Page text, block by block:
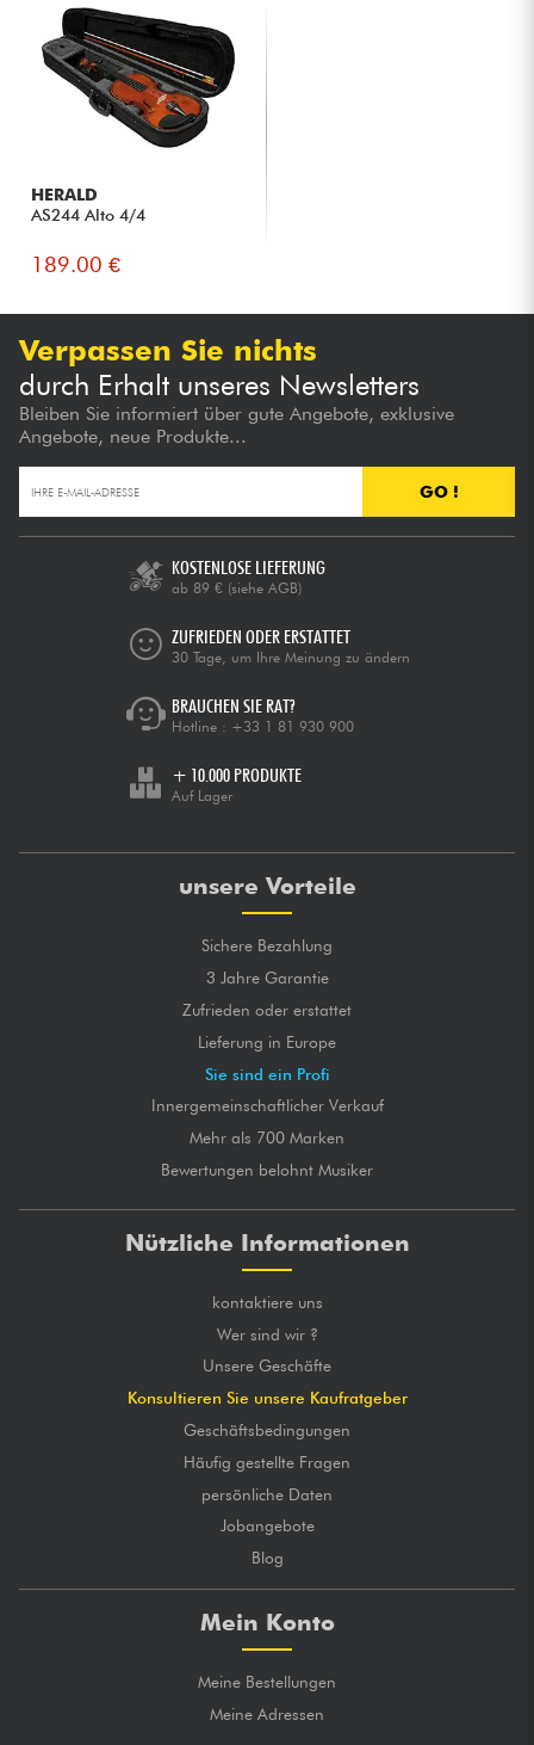
HERALD
AS244 Alto 4/4
189.00 €
Verpassen Sie nichts
durch Erhalt unseres Newsletters
Bleiben Sie informiert über gute Angebote, exklusive
Angebote, neue Produkte...
GO !
KOSTENLOSE LIEFERUNG
ab 89 € (siehe AGB)
ZUFRIEDEN ODER ERSTATTET
30 Tage, um Ihre Meinung zu ändern
BRAUCHEN SIE RAT?
Hotline : +33 1 81 930 900
+ 10.000 PRODUKTE
Auf Lager
unsere Vorteile
Sichere Bezahlung
3 Jahre Garantie
Zufrieden oder erstattet
Lieferung in Europe
Sie sind ein Profi
Innergemeinschaftlicher Verkauf
Mehr als 700 Marken
Bewertungen belohnt Musiker
Nützliche Informationen
kontaktiere uns
Wer sind wir ?
Unsere Geschäfte
Konsultieren Sie unsere Kaufratgeber
Geschäftsbedingungen
Häufig gestellte Fragen
persönliche Daten
Jobangebote
Blog
Mein Konto
Meine Bestellungen
Meine Adressen